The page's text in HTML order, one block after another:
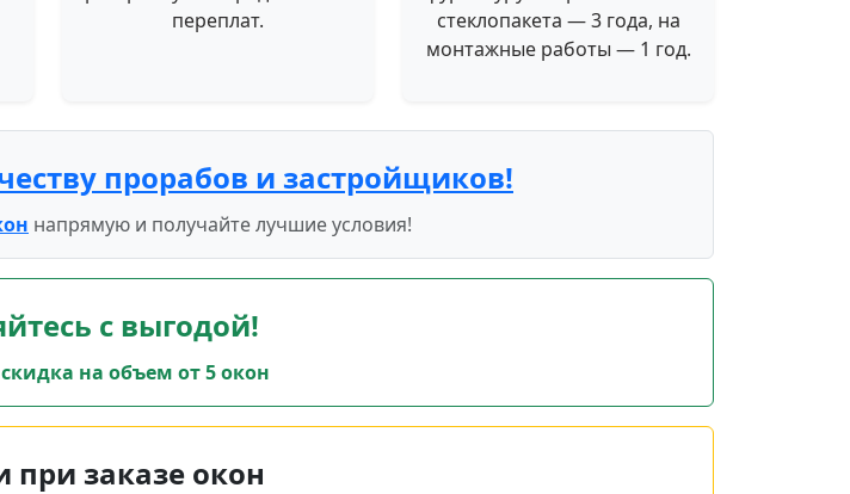
переплат.
стеклопакета — 3 года, на
монтажные работы — 1 год.
прорабов и застройщиков!
напрямую и получайте лучшие условия!
с выгодой!
на объем от 5 окон
при заказе окон